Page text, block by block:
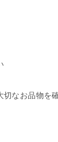
なお品物を